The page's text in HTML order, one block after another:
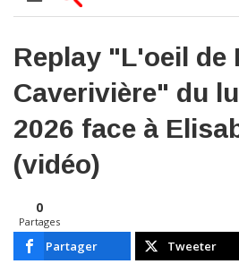
Replay "L'oeil de
Caverivière" du
2026 face à
(vidéo)
0
Partages
Partager Tweeter